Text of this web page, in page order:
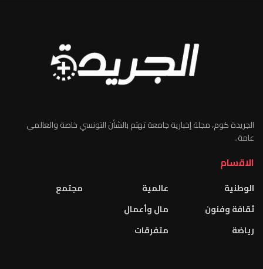
الجريدة كوم، مجلة إخبارية جامعة تهتم بالشأن التونسي خاصة والعالمي
عامة..
الاقسام
الوطنية
ثقافة وفنون
رياضة
عالمية
مال وأعمال
متفرقات
مجتمع